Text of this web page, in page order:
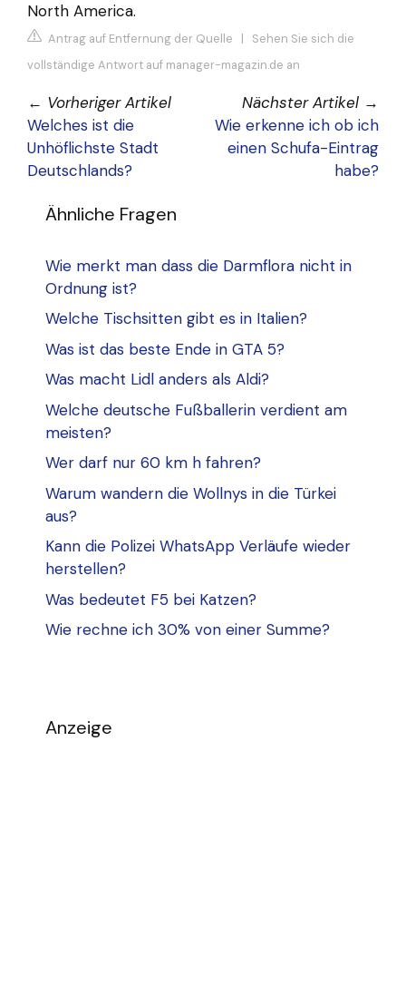
North America.
Antrag auf Entfernung der Quelle | Sehen Sie sich die
vollständige Antwort auf manager-magazin.de an
← Vorheriger Artikel
Welches ist die
Unhöflichste Stadt
Deutschlands?
Nächster Artikel →
Wie erkenne ich ob ich
einen Schufa-Eintrag
habe?
Ähnliche Fragen
Wie merkt man dass die Darmflora nicht in
Ordnung ist?
Welche Tischsitten gibt es in Italien?
Was ist das beste Ende in GTA 5?
Was macht Lidl anders als Aldi?
Welche deutsche Fußballerin verdient am
meisten?
Wer darf nur 60 km h fahren?
Warum wandern die Wollnys in die Türkei
aus?
Kann die Polizei WhatsApp Verläufe wieder
herstellen?
Was bedeutet F5 bei Katzen?
Wie rechne ich 30% von einer Summe?
Anzeige